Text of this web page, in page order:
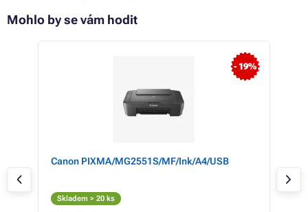
Mohlo by se vám hodit
- 19%
Canon PIXMA/MG2551S/MF/Ink/A4/USB
Skladem > 20 ks